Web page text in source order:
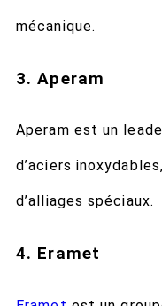
mécanique.
3. Aperam
Aperam est un
d’aciers
d’alliages spéciaux.
4. Eramet